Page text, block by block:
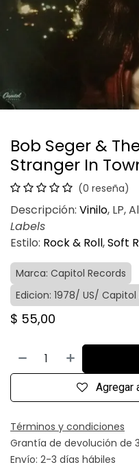
Bob Seger &
Stranger In
(0 reseña)
Descripción: Vinilo, LP,
Labels
Estilo: Rock & Roll,Soft
Marca: Capitol Records
Edicion: 1978/ US/ Capitol
$ 55,00
Agregar
Términos y condiciones
Grantía de devolución de
Envío: 2-3 días hábiles